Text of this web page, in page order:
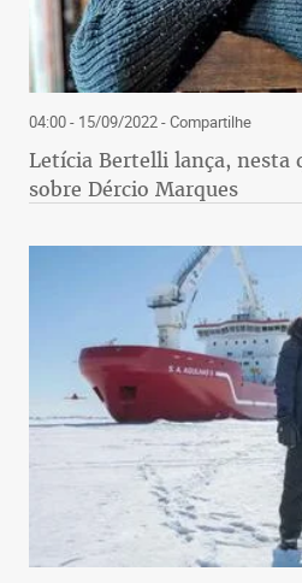
04:00 - 15/09/2022- Compartilhe
Letícia Bertelli lança, nesta
sobre Dércio Marques